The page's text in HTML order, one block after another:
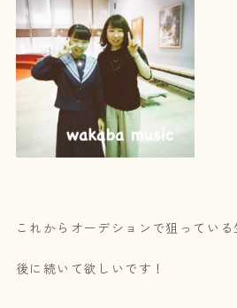
これからオーデションで狙っている
後に続いて欲しいです！